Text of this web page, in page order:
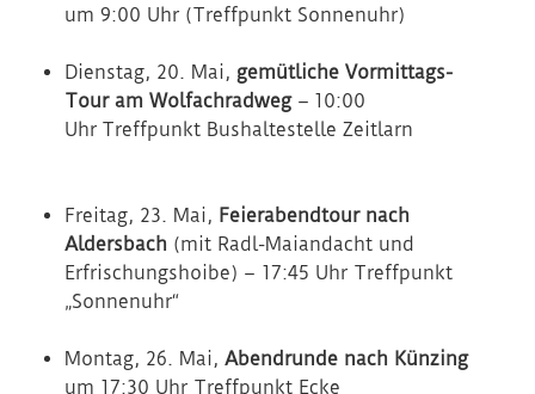
um 9:00 Uhr (Treffpunkt Sonnenuhr)
Dienstag, 20. Mai, gemütliche Vormittags-
Tour am Wolfachradweg– 10:00
Uhr Treffpunkt Bushaltestelle Zeitlarn
Freitag, 23. Mai, Feierabendtour nach
Aldersbach (mit Radl-Maiandacht und
Erfrischungshoibe) – 17:45 Uhr Treffpunkt
„Sonnenuhr“
Montag, 26. Mai,Abendrunde nach Künzing
um 17:30 Uhr Treffpunkt Ecke